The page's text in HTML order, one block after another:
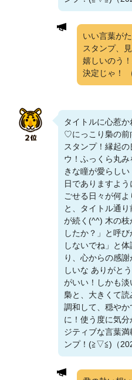
いい言葉が
スタンプ、
嬉しいのう
決定じゃ！
タイトルに心惹
♡にっこり梟の前
スタンプ！縁起
ウ！ふっくら丸
きな瞳が愛らし
日でありますよ
ごせる日々が何よ
と、タイトル通
が続く(^^) 木の枝
したか？」と呼
しないでね」と
り、心からの感
しいな ありがと
がいい！しかも
梟と、大きくて
調和して、穏や
に！使う度に気
ジティブな言葉
ンプ！(⁠≧⁠▽⁠≦⁠)（